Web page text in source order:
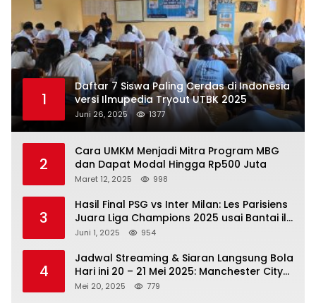
1
Daftar 7 Siswa Paling Cerdas di Indonesia
versi Ilmupedia Tryout UTBK 2025
Juni 26, 2025 1377
2
Cara UMKM Menjadi Mitra Program MBG
dan Dapat Modal Hingga Rp500 Juta
Maret 12, 2025 998
3
Hasil Final PSG vs Inter Milan: Les Parisiens
Juara Liga Champions 2025 usai Bantai il
Nerazzurri
Juni 1, 2025 954
4
Jadwal Streaming & Siaran Langsung Bola
Hari ini 20 – 21 Mei 2025: Manchester City
vs Bournemouth
Mei 20, 2025 779